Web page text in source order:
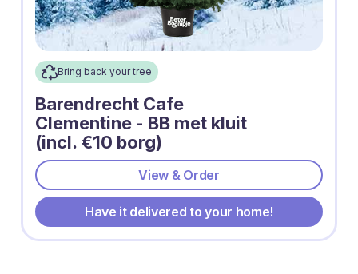
Bring back your tree
Barendrecht Cafe
Clementine - BB met kluit
(incl. €10 borg)
View & Order
Have it delivered to your home!